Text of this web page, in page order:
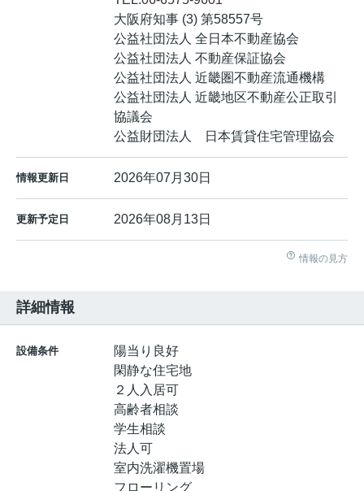
大阪府知事 (3) 第58557号
公益社団法人 全日本不動産協会
公益社団法人 不動産保証協会
公益社団法人 近畿圏不動産流通機構
公益社団法人 近畿地区不動産公正取引
協議会
公益財団法人 日本賃貸住宅管理協会
情報更新日 2026年07月30日
更新予定日 2026年08月13日
情報の見方
詳細情報
設備条件
陽当り良好
閑静な住宅地
２人入居可
高齢者相談
学生相談
法人可
室内洗濯機置場
フローリング